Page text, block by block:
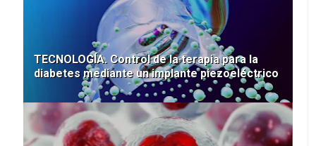
TECNOLOGÍA. Control de la terapia para la
diabetes mediante un implante piezoeléctrico